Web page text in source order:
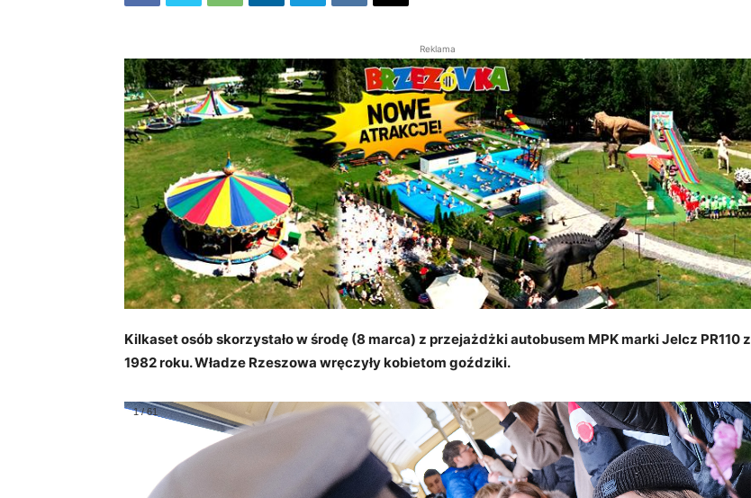
Reklama
Kilkaset osób skorzystało w środę (8 marca) z przejażdżki autobusem MPK marki Jelcz PR110 z
1982 roku. Władze Rzeszowa wręczyły kobietom goździki.